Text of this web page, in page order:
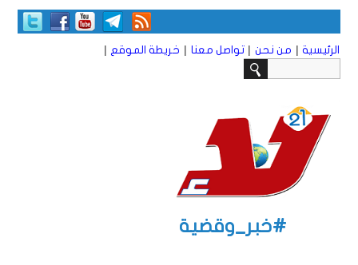
الرئيسية | من نحن | تواصل معنا | خريطة الموقع |
#خبر_وقضية